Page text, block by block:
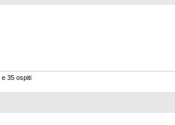
e 35 ospiti